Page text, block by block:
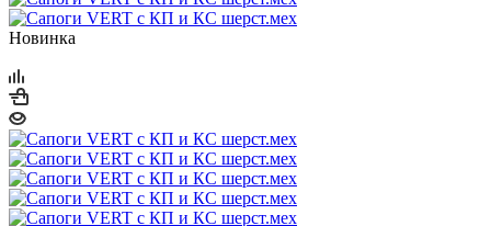
Новинка